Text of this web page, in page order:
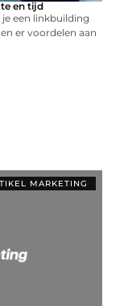
en tijd
een linkbuilding
er voordelen aan
MARKETING